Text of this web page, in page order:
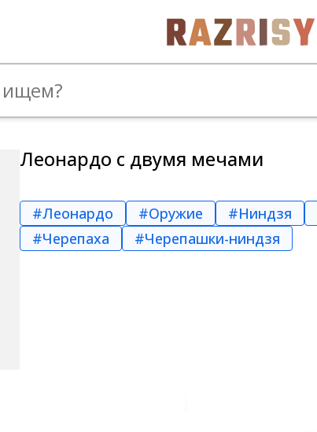
Леонардо с двумя мечами
#Леонардо #Оружие #Ниндзя
#Черепаха
#Черепашки-ниндзя